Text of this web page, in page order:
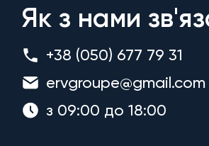
Як з нами
+38 (050) 677 79 31
ervgroupe@gmail.com
з 09:00 до 18:00